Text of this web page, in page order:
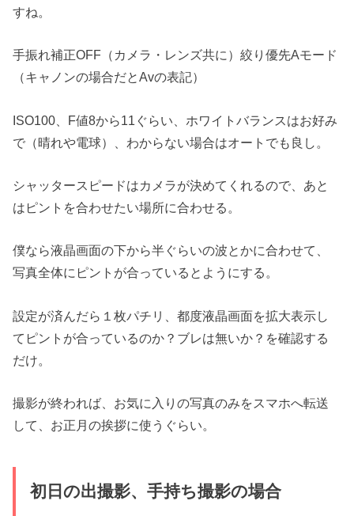
すね。
手振れ補正OFF（カメラ・レンズ共に）絞り優先Aモード
（キャノンの場合だとAvの表記）
ISO100、F値8から11ぐらい、ホワイトバランスはお好み
で（晴れや電球）、わからない場合はオートでも良し。
シャッタースピードはカメラが決めてくれるので、あと
はピントを合わせたい場所に合わせる。
僕なら液晶画面の下から半ぐらいの波とかに合わせて、
写真全体にピントが合っているとようにする。
設定が済んだら１枚パチリ、都度液晶画面を拡大表示し
てピントが合っているのか？ブレは無いか？を確認する
だけ。
撮影が終われば、お気に入りの写真のみをスマホへ転送
して、お正月の挨拶に使うぐらい。
初日の出撮影、手持ち撮影の場合